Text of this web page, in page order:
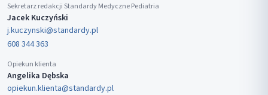
Sekretarz redakcji Standardy Medyczne Pediatria
Jacek Kuczyński
j.kuczynski@standardy.pl
608 344 363
Opiekun klienta
Angelika Dębska
opiekun.klienta@standardy.pl